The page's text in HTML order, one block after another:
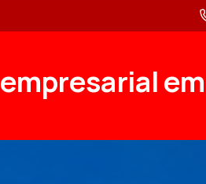
empresarialem